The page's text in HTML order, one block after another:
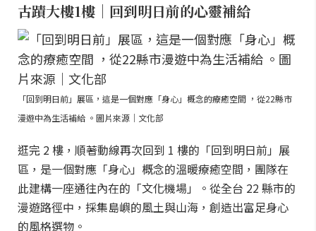
古蹟大樓1樓｜回到明日前的心靈補給
「回到明日前」展區，這是一個對應「身心」概念的療癒空間 ，從22縣市
漫遊中為生活補給 。圖片來源｜文化部
逛完 2 樓，順著動線再次回到 1 樓的「回到明日前」展
區，是一個對應「身心」概念的溫暖療癒空間，團隊在
此建構一座通往內在的「文化機場」。從全台 22 縣市的
漫遊路徑中，採集島嶼的風土與山海，創造出富足身心
的風格選物。